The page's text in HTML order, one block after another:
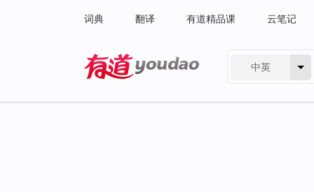
词典 翻译 有道精品课 云笔记
中英